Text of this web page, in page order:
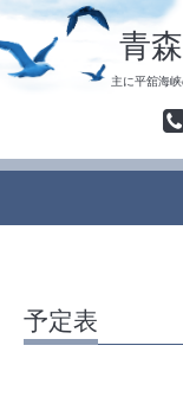
青
主に平舘海
予定表